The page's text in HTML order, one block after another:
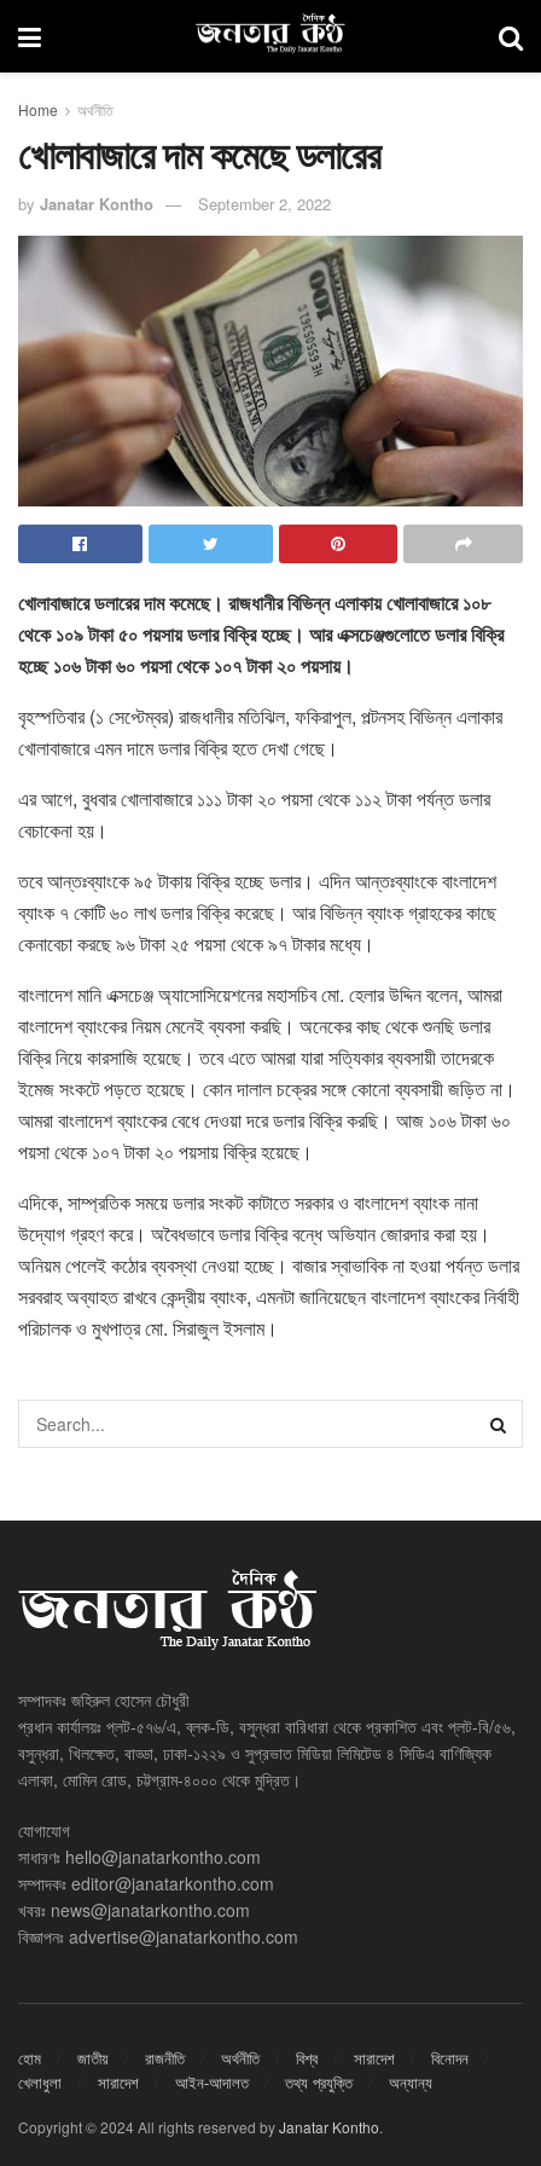
Home অর্থনীতি
খোলাবাজারে দাম কমেছে ডলারের
by Janatar Kontho September 2, 2022
খোলাবাজারে ডলারের দাম কমেছে। রাজধানীর বিভিন্ন এলাকায় খোলাবাজারে ১০৮
থেকে ১০৯ টাকা ৫০ পয়সায় ডলার বিক্রি হচ্ছে। আর এক্সচেঞ্জগুলোতে ডলার বিক্রি
হচ্ছে ১০৬ টাকা ৬০ পয়সা থেকে ১০৭ টাকা ২০ পয়সায়।
বৃহস্পতিবার (১ সেপ্টেম্বর) রাজধানীর মতিঝিল, ফকিরাপুল, পল্টনসহ বিভিন্ন এলাকার
খোলাবাজারে এমন দামে ডলার বিক্রি হতে দেখা গেছে।
এর আগে, বুধবার খোলাবাজারে ১১১ টাকা ২০ পয়সা থেকে ১১২ টাকা পর্যন্ত ডলার
বেচাকেনা হয়।
তবে আন্তঃব্যাংকে ৯৫ টাকায় বিক্রি হচ্ছে ডলার। এদিন আন্তঃব্যাংকে বাংলাদেশ
ব্যাংক ৭ কোটি ৬০ লাখ ডলার বিক্রি করেছে। আর বিভিন্ন ব্যাংক গ্রাহকের কাছে
কেনাবেচা করছে ৯৬ টাকা ২৫ পয়সা থেকে ৯৭ টাকার মধ্যে।
বাংলাদেশ মানি এক্সচেঞ্জ অ্যাসোসিয়েশনের মহাসচিব মো. হেলার উদ্দিন বলেন, আমরা
বাংলাদেশ ব্যাংকের নিয়ম মেনেই ব্যবসা করছি। অনেকের কাছ থেকে শুনছি ডলার
বিক্রি নিয়ে কারসাজি হয়েছে। তবে এতে আমরা যারা সত্যিকার ব্যবসায়ী তাদেরকে
ইমেজ সংকটে পড়তে হয়েছে। কোন দালাল চক্রের সঙ্গে কোনো ব্যবসায়ী জড়িত না।
আমরা বাংলাদেশ ব্যাংকের বেধে দেওয়া দরে ডলার বিক্রি করছি। আজ ১০৬ টাকা ৬০
পয়সা থেকে ১০৭ টাকা ২০ পয়সায় বিক্রি হয়েছে।
এদিকে, সাম্প্রতিক সময়ে ডলার সংকট কাটাতে সরকার ও বাংলাদেশ ব্যাংক নানা
উদ্যোগ গ্রহণ করে। অবৈধভাবে ডলার বিক্রি বন্ধে অভিযান জোরদার করা হয়।
অনিয়ম পেলেই কঠোর ব্যবস্থা নেওয়া হচ্ছে। বাজার স্বাভাবিক না হওয়া পর্যন্ত ডলার
সরবরাহ অব্যাহত রাখবে কেন্দ্রীয় ব্যাংক, এমনটা জানিয়েছেন বাংলাদেশ ব্যাংকের নির্বাহী
পরিচালক ও মুখপাত্র মো. সিরাজুল ইসলাম।
সম্পাদকঃ জহিরুল হোসেন চৌধুরী
প্রধান কার্যালয়ঃ প্লট-৫৭৬/এ, ব্লক-ডি, বসুন্ধরা বারিধারা থেকে প্রকাশিত এবং প্লট-বি/৫৬,
বসুন্ধরা, খিলক্ষেত, বাড্ডা, ঢাকা-১২২৯ ও সুপ্রভাত মিডিয়া লিমিটেড ৪ সিডিএ বাণিজ্যিক
এলাকা, মোমিন রোড, চট্টগ্রাম-৪০০০ থেকে মুদ্রিত।
যোগাযোগ
সাধারণঃ hello@janatarkontho.com
সম্পাদকঃ editor@janatarkontho.com
খবরঃ news@janatarkontho.com
বিজ্ঞাপনঃ advertise@janatarkontho.com
হোম জাতীয় রাজনীতি অর্থনীতি বিশ্ব সারাদেশ
বিনোদন
খেলাধুলা
সারাদেশ আইন-আদালত তথ্য প্রযুক্তি অন্যান্য
Copyright © 2024 All rights reserved byJanatar Kontho.